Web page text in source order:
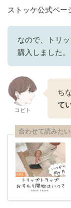
ストッケ公式ペー
なので、トリ
購入しました。
コビト
ち
て
合わせて読みたい